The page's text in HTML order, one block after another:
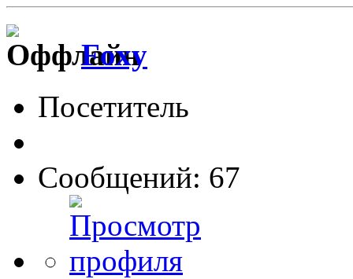
Foxy
Посетитель
Сообщений: 67